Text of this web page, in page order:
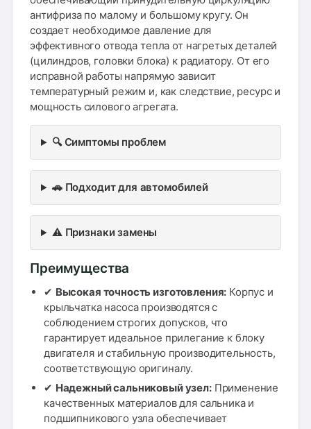
антифриза по малому и большому кругу. Он
создает необходимое давление для
эффективного отвода тепла от нагретых деталей
(цилиндров, головки блока) к радиатору. От его
исправной работы напрямую зависит
температурный режим и, как следствие, ресурс и
мощность силового агрегата.
🔍 Симптомы проблем
🚗 Подходит для автомобилей
⚠️ Признаки замены
Преимущества
✔ Высокая точность изготовления: Корпус и
крыльчатка насоса производятся с
соблюдением строгих допусков, что
гарантирует идеальное прилегание к блоку
двигателя и стабильную производительность,
соответствующую оригиналу.
✔ Надежный сальниковый узел:Применение
качественных материалов для сальника и
подшипникового узла обеспечивает